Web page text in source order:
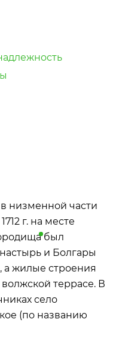
низменной части
г. на месте
был
и Болгары
а жилые строения
террасе. В
село
(по названию